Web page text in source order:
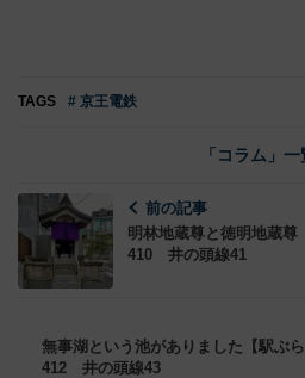
TAGS # 京王電鉄
「コラム」
前の記事
明林地蔵尊と徳明地蔵尊
410 井の頭線41
無事湖という池がありました【駅ぶ
412 井の頭線43